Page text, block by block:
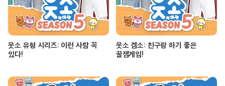
웃소 유형 시리즈: 이런 사람 꼭
있다!
웃소 겜소: 친구랑 하기 좋은
꿀잼게임!